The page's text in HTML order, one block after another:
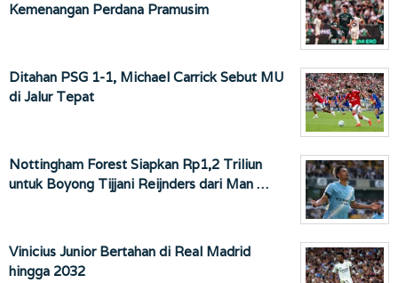
Kemenangan Perdana Pramusim
Ditahan PSG 1-1, Michael Carrick Sebut MU
di Jalur Tepat
Nottingham Forest Siapkan Rp1,2 Triliun
untuk Boyong Tijjani Reijnders dari Man …
Vinicius Junior Bertahan di Real Madrid
hingga 2032